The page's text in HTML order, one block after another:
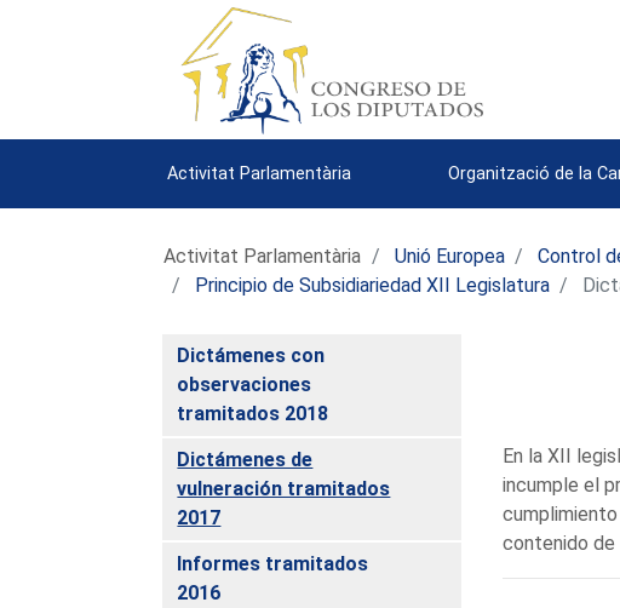
Activitat Parlamentària Organització de la
Activitat Parlamentària Unió Europea Control
Principio de Subsidiariedad XII Legislatura
Dictámenes con
observaciones
tramitados 2018
Dictámenes de
vulneración tramitados
2017
Informes tramitados
2016
En la XII
incumple el
contenido